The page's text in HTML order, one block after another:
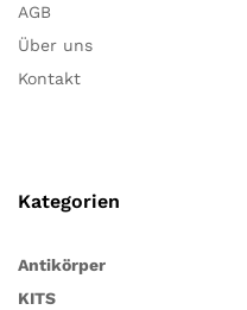
AGB
Über uns
Kontakt
Kategorien
Antikörper
KITS